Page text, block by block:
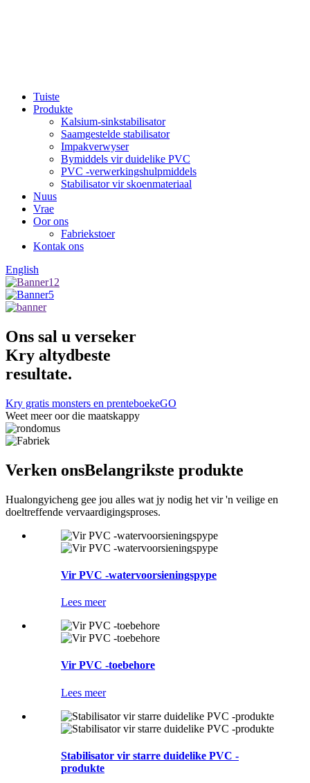
Tuiste
Produkte
Kalsium-sinkstabilisator
Saamgestelde stabilisator
Impakverwyser
Bymiddels vir duidelike PVC
PVC -verwerkingshulpmiddels
Stabilisator vir skoenmateriaal
Nuus
Vrae
Oor ons
Fabriekstoer
Kontak ons
English
Ons sal u verseker
Kry altydbeste
resultate.
Kry gratis monsters en prenteboekeGO
Weet meer oor die maatskappy
Verken onsBelangrikste produkte
Hualongyicheng gee jou alles wat jy nodig het vir 'n veilige en
doeltreffende vervaardigingsproses.
Vir PVC -watervoorsieningspype
Lees meer
Vir PVC -toebehore
Lees meer
Stabilisator vir starre duidelike PVC -
produkte